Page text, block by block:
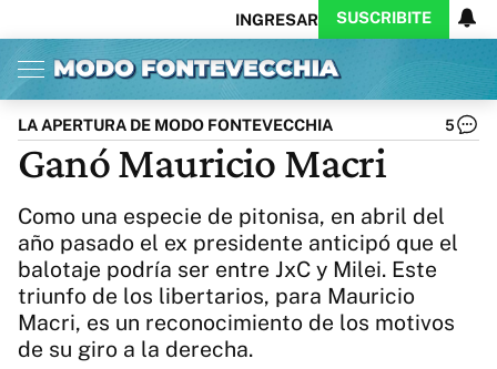
INGRESAR SUSCRIBITE
Inicio Ahora
Opinión
Política
Ciencia
Protagonistas
Cultura
Arte
Educación
CARAS
Exitoina
Turismo
Videos
Córdoba
Reperfilar
Business
Noticias
Caras
Exitoina
Gaming
Vivo
Diario del Juicio
Actualidad
LA APERTURA DE MODO FONTEVECCHIA 5
Ganó Mauricio Macri
Como una especie de pitonisa, en abril del
año pasado el ex presidente anticipó que el
balotaje podría ser entre JxC y Milei. Este
triunfo de los libertarios, para Mauricio
Macri, es un reconocimiento de los motivos
de su giro a la derecha.